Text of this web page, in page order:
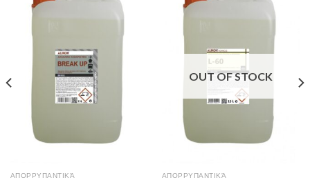
ΑΠΟΡΡΥΠΑΝΤΙΚΆ
OUT OF STOCK
ΑΠΟΡΡΥΠΑΝΤΙΚΆ